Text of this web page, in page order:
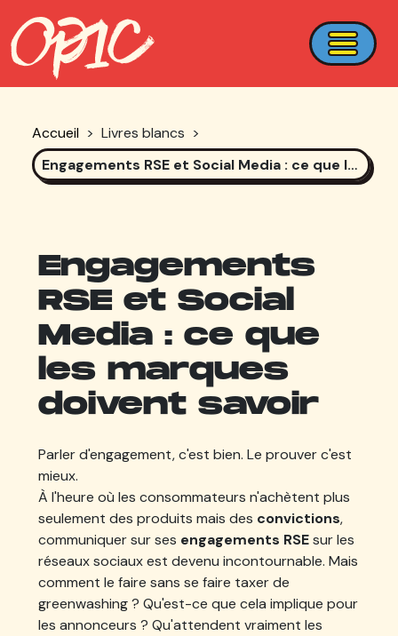
Accueil > Livres blancs >
Engagements RSE et Social Media : ce que les marques doivent savoir
Engagements
RSE et Social
Media : ce que
les marques
doivent savoir
Parler d'engagement, c'est bien. Le prouver c'est
mieux.
À l'heure où les consommateurs n'achètent plus
seulement des produits mais des convictions,
communiquer sur ses engagements RSEsur les
réseaux sociaux est devenu incontournable. Mais
comment le faire sans se faire taxer de
greenwashing ? Qu'est-ce que cela implique pour
les annonceurs ? Qu'attendent vraiment les